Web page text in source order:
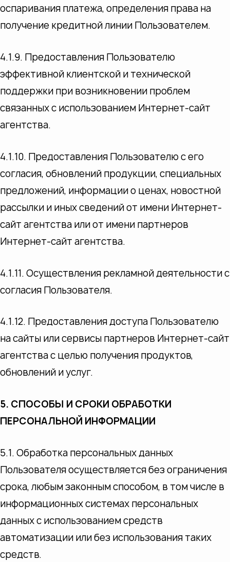
оспаривания платежа, определения права на
получение кредитной линии Пользователем.
4.1.9. Предоставления Пользователю
эффективной клиентской и технической
поддержки при возникновении проблем
связанных с использованием Интернет-сайт
агентства.
4.1.10. Предоставления Пользователю с его
согласия, обновлений продукции, специальных
предложений, информации о ценах, новостной
рассылки и иных сведений от имени Интернет-
сайт агентства или от имени партнеров
Интернет-сайт агентства.
4.1.11. Осуществления рекламной деятельности с
согласия Пользователя.
4.1.12. Предоставления доступа Пользователю
на сайты или сервисы партнеров Интернет-сайт
агентства с целью получения продуктов,
обновлений и услуг.
5. СПОСОБЫ И СРОКИ ОБРАБОТКИ
ПЕРСОНАЛЬНОЙ ИНФОРМАЦИИ
5.1. Обработка персональных данных
Пользователя осуществляется без ограничения
срока, любым законным способом, в том числе в
информационных системах персональных
данных с использованием средств
автоматизации или без использования таких
средств.